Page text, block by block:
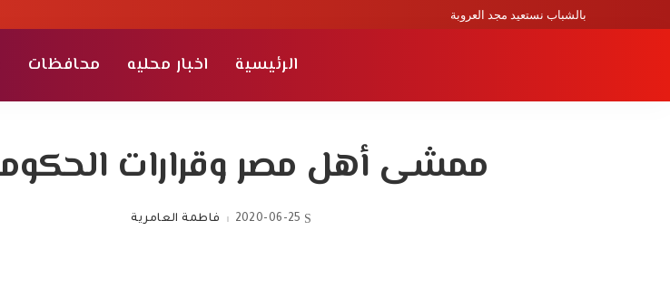
بالشباب نستعيد مجد العروبة
الرئيسية اخبار محليه محافظات
ممشى أهل مصر وقرارات
2020-06-25
Posted
فاطمة العامرية